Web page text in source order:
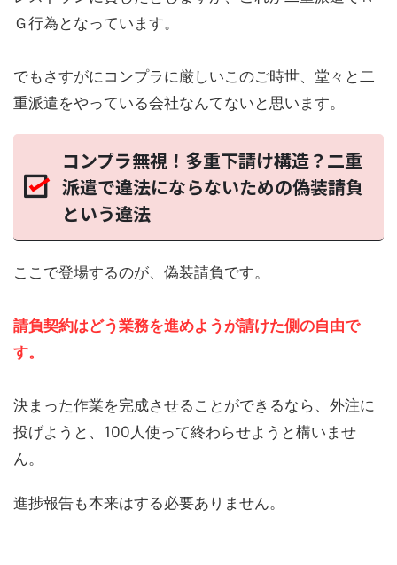
Ｇ行為となっています。
でもさすがにコンプラに厳しいこのご時世、堂々と二
重派遣をやっている会社なんてないと思います。
コンプラ無視！多重下請け構造？二重
派遣で違法にならないための偽装請負
という違法
ここで登場するのが、偽装請負です。
請負契約はどう業務を進めようが請けた側の自由で
す。
決まった作業を完成させることができるなら、外注に
投げようと、100人使って終わらせようと構いませ
ん。
進捗報告も本来はする必要ありません。